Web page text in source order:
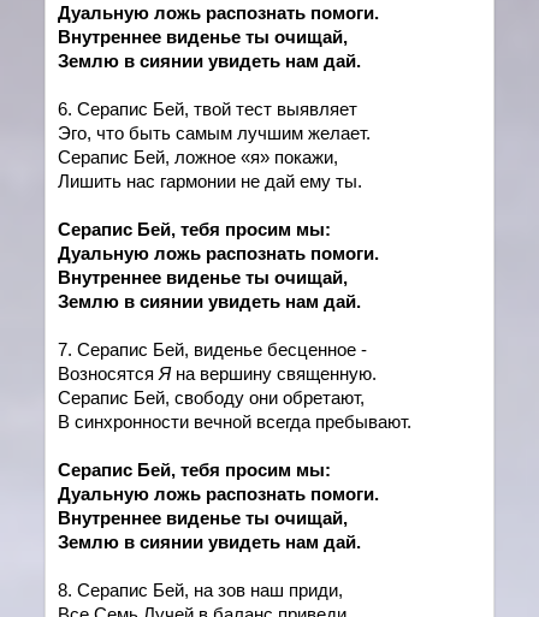
Дуальную ложь распознать помоги.
Внутреннее виденье ты очищай,
Землю в сиянии увидеть нам дай.
6. Серапис Бей, твой тест выявляет
Эго, что быть самым лучшим желает.
Серапис Бей, ложное «я» покажи,
Лишить нас гармонии не дай ему ты.
Серапис Бей, тебя просим мы:
Дуальную ложь распознать помоги.
Внутреннее виденье ты очищай,
Землю в сиянии увидеть нам дай.
7. Серапис Бей, виденье бесценное -
ВозносятсяЯ на вершину священную.
Серапис Бей, свободу они обретают,
В синхронности вечной всегда пребывают.
Серапис Бей, тебя просим мы:
Дуальную ложь распознать помоги.
Внутреннее виденье ты очищай,
Землю в сиянии увидеть нам дай.
8. Серапис Бей, на зов наш приди,